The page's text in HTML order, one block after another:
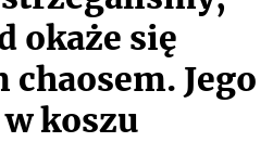
okaże się
Jego
koszu